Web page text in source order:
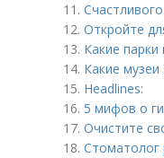
11.
12. Откройте
13. Какие
14. Какие музеи
15. Headlines:
16. 5 мифов о
17. Очистите
18. Стоматолог